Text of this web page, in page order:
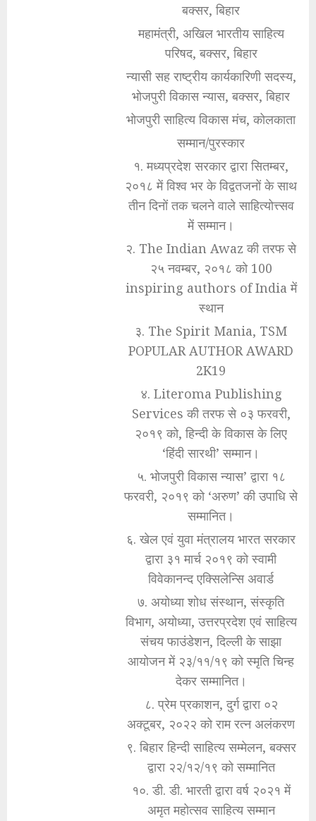
बक्सर, बिहार
महामंत्री, अखिल भारतीय साहित्य
परिषद, बक्सर, बिहार
न्यासी सह राष्ट्रीय कार्यकारिणी सदस्य,
भोजपुरी विकास न्यास, बक्सर, बिहार
भोजपुरी साहित्य विकास मंच, कोलकाता
सम्मान/पुरस्कार
१. मध्यप्रदेश सरकार द्वारा सितम्बर,
२०१८ में विश्व भर के विद्वतजनों के साथ
तीन दिनों तक चलने वाले साहित्योत्त्सव
में सम्मान।
२. The Indian Awaz की तरफ से
२५ नवम्बर, २०१८ को 100
inspiring authors of India में
स्थान
३. The Spirit Mania, TSM
POPULAR AUTHOR AWARD
2K19
४. Literoma Publishing
Services की तरफ से ०३ फरवरी,
२०१९ को, हिन्दी के विकास के लिए
‘हिंदी सारथी’ सम्मान।
५. भोजपुरी विकास न्यास’ द्वारा १८
फरवरी, २०१९ को ‘अरुण’ की उपाधि से
सम्मानित।
६. खेल एवं युवा मंत्रालय भारत सरकार
द्वारा ३१ मार्च २०१९ को स्वामी
विवेकानन्द एक्सिलेन्सि अवार्ड
७. अयोध्या शोध संस्थान, संस्कृति
विभाग, अयोध्या, उत्तरप्रदेश एवं साहित्य
संचय फाउंडेशन, दिल्ली के साझा
आयोजन में २३/११/१९ को स्मृति चिन्ह
देकर सम्मानित।
८. प्रेम प्रकाशन, दुर्ग द्वारा ०२
अक्टूबर, २०२२ को राम रत्न अलंकरण
९. बिहार हिन्दी साहित्य सम्मेलन, बक्सर
द्वारा २२/१२/१९ को सम्मानित
१०. डी. डी. भारती द्वारा वर्ष २०२१ में
अमृत महोत्सव साहित्य सम्मान